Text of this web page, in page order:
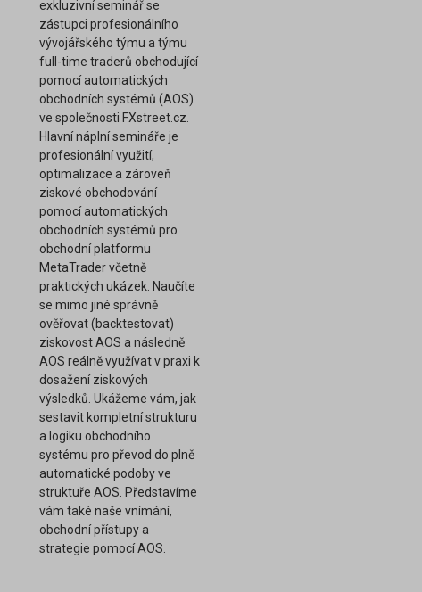
exkluzivní seminář se
zástupci profesionálního
vývojářského týmu a týmu
full-time traderů obchodující
pomocí automatických
obchodních systémů (AOS)
ve společnosti FXstreet.cz.
Hlavní náplní semináře je
profesionální využití,
optimalizace a zároveň
ziskové obchodování
pomocí automatických
obchodních systémů pro
obchodní platformu
MetaTrader včetně
praktických ukázek. Naučíte
se mimo jiné správně
ověřovat (backtestovat)
ziskovost AOS a následně
AOS reálně využívat v praxi k
dosažení ziskových
výsledků. Ukážeme vám, jak
sestavit kompletní strukturu
a logiku obchodního
systému pro převod do plně
automatické podoby ve
struktuře AOS. Představíme
vám také naše vnímání,
obchodní přístupy a
strategie pomocí AOS.